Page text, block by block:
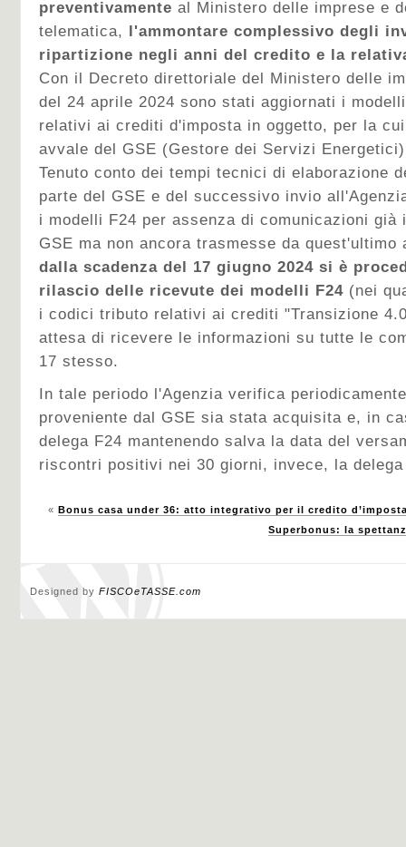
preventivamente al Ministero delle imprese e
telematica, l'ammontare complessivo degli
ripartizione negli anni del credito e la
Con il Decreto direttoriale del Ministero delle
del 24 aprile 2024 sono stati aggiornati i
relativi ai crediti d'imposta in oggetto, per la
avvale del GSE (Gestore dei Servizi
Tenuto conto dei tempi tecnici di elaborazione
parte del GSE e del successivo invio
i modelli F24 per assenza di comunicazioni già
GSE ma non ancora trasmesse da
dalla scadenza del 17 giugno 2024 si è
rilascio delle ricevute dei modelli F24 (nei
i codici tributo relativi ai crediti "Transizione
attesa di ricevere le informazioni su tutte le
17 stesso.
In tale periodo l'Agenzia verifica
proveniente dal GSE sia stata acquisita e, in
delega F24 mantenendo salva la data del
riscontri positivi nei 30 giorni, invece, la
« Bonus casa under 36: atto integrativo per il credito
Superbonus: la
Designed by FISCOeTASSE.com